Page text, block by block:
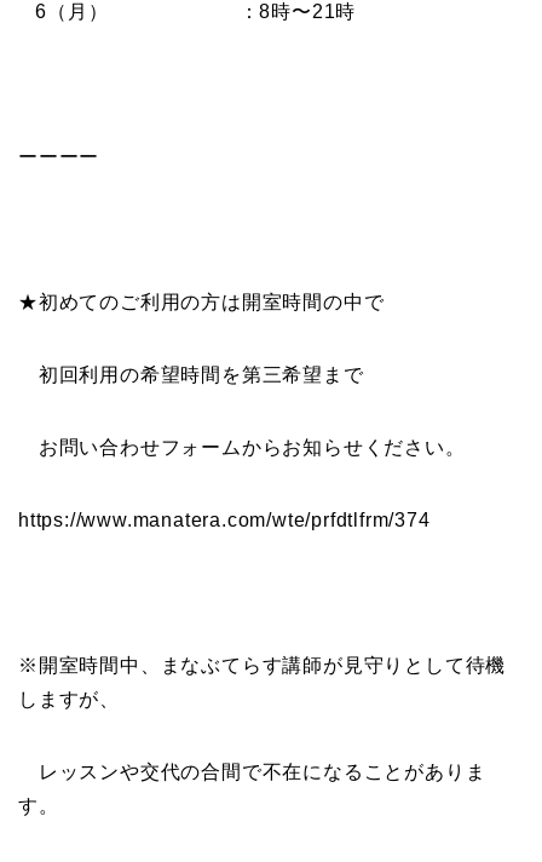
6（月） ：8時〜21時
ーーーー
★初めてのご利用の方は開室時間の中で
初回利用の希望時間を第三希望まで
お問い合わせフォームからお知らせください。
https://www.manatera.com/wte/prfdtlfrm/374
※開室時間中、まなぶてらす講師が見守りとして待機
しますが、
レッスンや交代の合間で不在になることがありま
す。